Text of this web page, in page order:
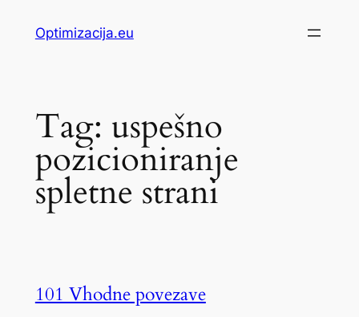
Optimizacija.eu
Tag: uspešno
pozicioniranje
spletne strani
101 Vhodne povezave